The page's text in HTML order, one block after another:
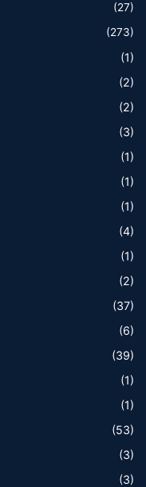
(27)
(273)
(1)
(2)
(2)
(3)
(1)
(1)
(1)
(4)
(1)
(2)
(37)
(6)
(39)
(1)
(1)
(53)
(3)
(3)